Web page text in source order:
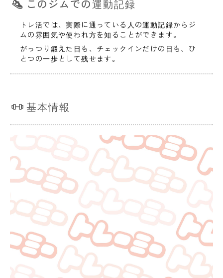
このジムでの運動記録
トレ活では、実際に通っている人の運動記録からジ
ムの雰囲気や使われ方を知ることができます。
がっつり鍛えた日も、チェックインだけの日も、ひ
とつの一歩として残せます。
基本情報